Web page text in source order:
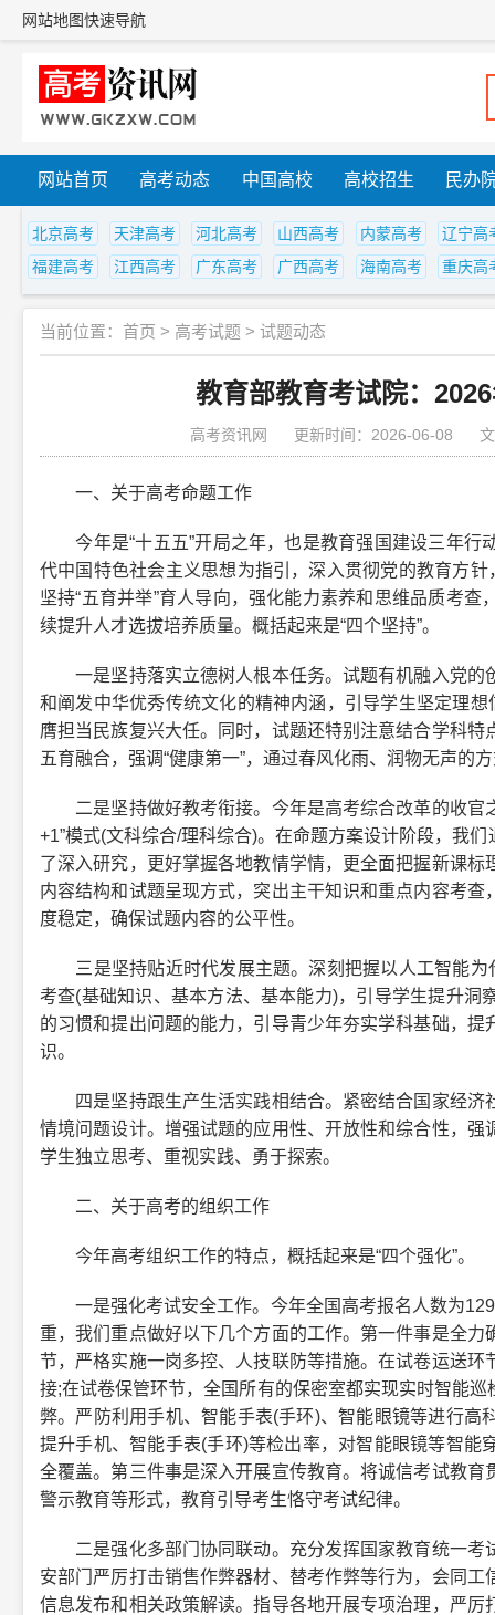
网站地图快速导航
网站首页 高考动态 中国高校 高校招生 民办
北京高考 天津高考 河北高考 山西高考 内蒙高考
辽宁高
福建高考
江西高考 广东高考 广西高考 海南高考 重庆高
当前位置： 首页 > 高考试题 > 试题动态
教育部教育考试院：
高考资讯网 更新时间：2026-06-08
一、关于高考命题工作
今年是“十五五”开局之年，也是教育强国建设三年行
代中国特色社会主义思想为指引，深入贯彻党的教育方
坚持“五育并举”育人导向，强化能力素养和思维品质考
续提升人才选拔培养质量。概括起来是“四个坚持”。
一是坚持落实立德树人根本任务。试题有机融入党的
和阐发中华优秀传统文化的精神内涵，引导学生坚定理
膺担当民族复兴大任。同时，试题还特别注意结合学科
五育融合，强调“健康第一”，通过春风化雨、润物无声的
二是坚持做好教考衔接。今年是高考综合改革的收官
+1”模式(文科综合/理科综合)。在命题方案设计阶段，我
了深入研究，更好掌握各地教情学情，更全面把握新课
内容结构和试题呈现方式，突出主干知识和重点内容考
度稳定，确保试题内容的公平性。
三是坚持贴近时代发展主题。深刻把握以人工智能为
考查(基础知识、基本方法、基本能力)，引导学生提升
的习惯和提出问题的能力，引导青少年夯实学科基础，
识。
四是坚持跟生产生活实践相结合。紧密结合国家经济
情境问题设计。增强试题的应用性、开放性和综合性，
学生独立思考、重视实践、勇于探索。
二、关于高考的组织工作
今年高考组织工作的特点，概括起来是“四个强化”。
一是强化考试安全工作。今年全国高考报名人数为
重，我们重点做好以下几个方面的工作。第一件事是全
节，严格实施一岗多控、人技联防等措施。在试卷运送
接;在试卷保管环节，全国所有的保密室都实现实时智能
弊。严防利用手机、智能手表(手环)、智能眼镜等进行
提升手机、智能手表(手环)等检出率，对智能眼镜等智
全覆盖。第三件事是深入开展宣传教育。将诚信考试教
警示教育等形式，教育引导考生恪守考试纪律。
二是强化多部门协同联动。充分发挥国家教育统一考
安部门严厉打击销售作弊器材、替考作弊等行为，会同
信息发布和相关政策解读。指导各地开展专项治理，严